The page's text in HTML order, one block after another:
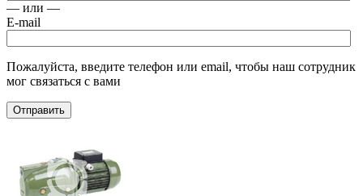
— или —
E-mail
Пожалуйста, введите телефон или email, чтобы наш сотрудник
мог связаться с вами
Отправить